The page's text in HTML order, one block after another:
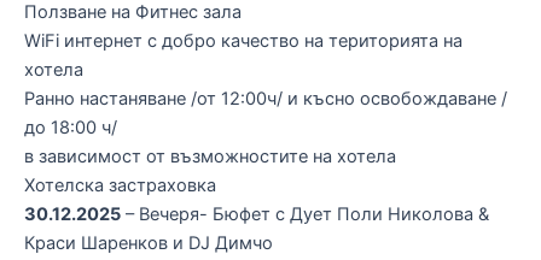
Ползване на Фитнес зала
WiFi интернет с добро качество на територията на
хотела
Ранно настаняване /от 12:00ч/ и късно освобождаване /
до 18:00 ч/
в зависимост от възможностите на хотела
Хотелска застраховка
30.12.2025 – Вечеря- Бюфет с Дует Поли Николова &
Краси Шаренков и DJ Димчо